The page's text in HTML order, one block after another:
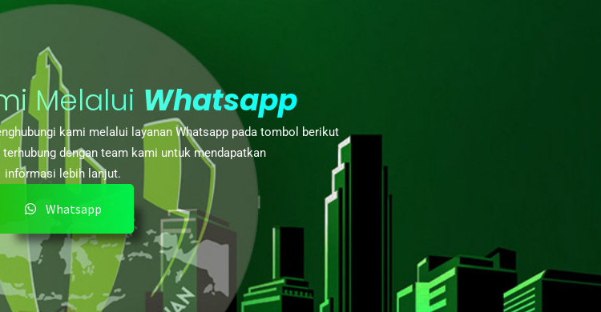
Melalui Whatsapp
kami melalui layanan Whatsapp pada tombol berikut
dengan team kami untuk mendapatkan
informasi lebih lanjut.
Whatsapp